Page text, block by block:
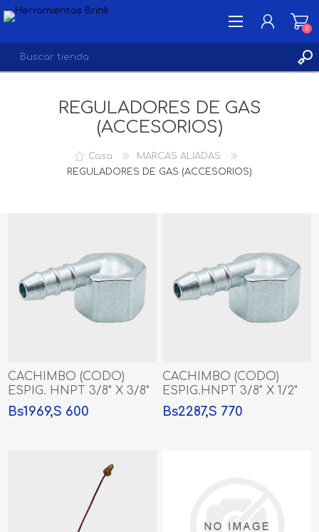
INICIA SESIÓN
LISTA DE DESEOS
0
0
REGULADORES DE GAS
(ACCESORIOS)
Casa
MARCAS ALIADAS
REGULADORES DE GAS (ACCESORIOS)
CACHIMBO (CODO)
ESPIG. HNPT 3/8" X 3/8"
Bs1969,S 600
CACHIMBO (CODO)
ESPIG.HNPT 3/8" X 1/2"
Bs2287,S 770